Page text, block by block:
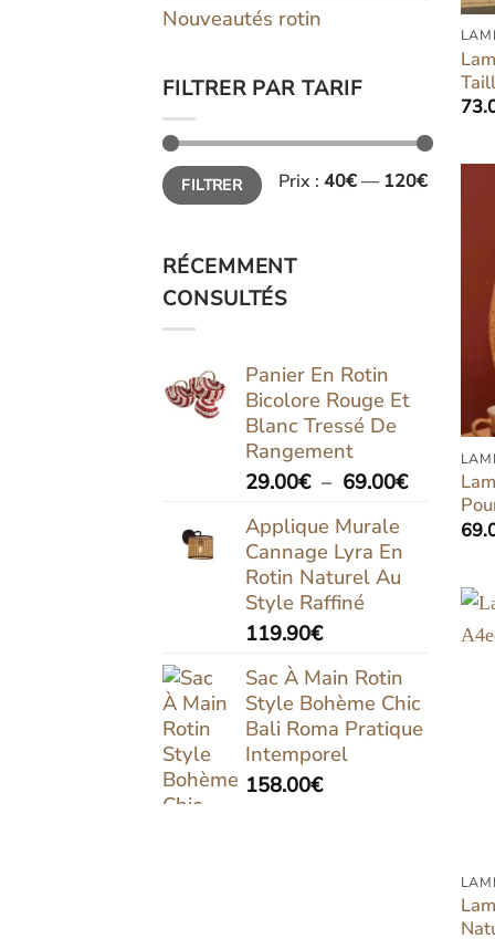
Nouveautés rotin
FILTRER PAR TARIF
Prix
min
Prix
maxFILTRER Prix : 40€— 120€
RÉCEMMENT
CONSULTÉS
Panier En Rotin
Bicolore Rouge Et
Blanc Tressé De
Rangement
29.00€ – 69.00€Plage
69.00€
Applique Murale
Cannage Lyra En
Rotin Naturel Au
Style Raffiné
119.90€
Sac À Main Rotin
Style Bohème Chic
Bali Roma Pratique
Intemporel
158.00€